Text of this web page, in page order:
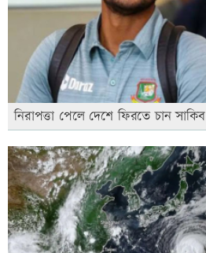
নিরাপত্তা পেলে দেশে ফিরতে চান সাকিব